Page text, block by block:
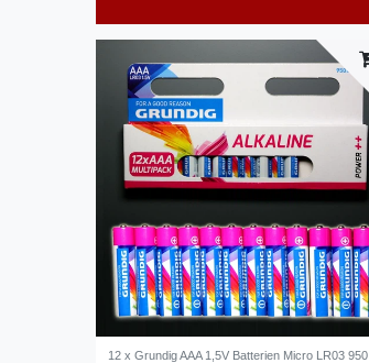
12 x Grundig AAA 1,5V Batterien Micro LR03 950